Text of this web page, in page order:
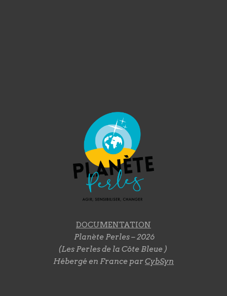
DOCUMENTATION
Planète Perles – 2026
(Les Perles de la Côte Bleue )
Hébergé en France parCybSyn